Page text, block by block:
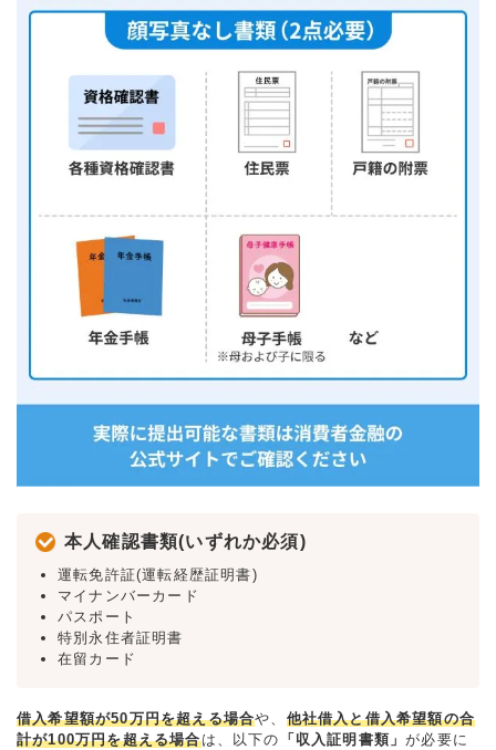
本人確認書類(いずれか必須)
運転免許証(運転経歴証明書)
マイナンバーカード
パスポート
特別永住者証明書
在留カード
借入希望額が50万円を超える場合や、 他社借入と借入希望額の合
計が100万円を超える場合は、以下の 「収入証明書類」が必要に